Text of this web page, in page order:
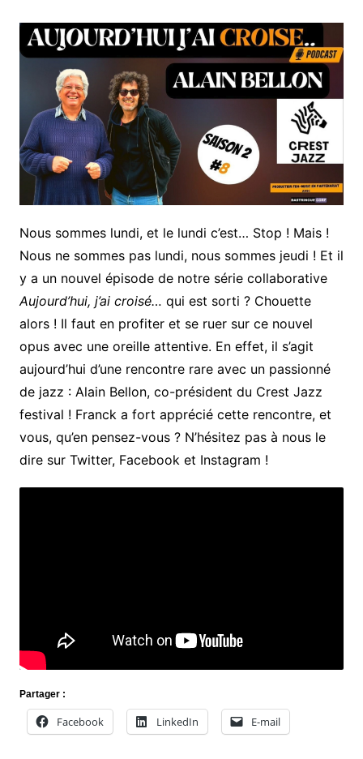
Nous sommes lundi, et le lundi c’est… Stop ! Mais !
Nous ne sommes pas lundi, nous sommes jeudi ! Et il
y a un nouvel épisode de notre série collaborative
Aujourd’hui, j’ai croisé… qui est sorti ? Chouette
alors ! Il faut en profiter et se ruer sur ce nouvel
opus avec une oreille attentive. En effet, il s’agit
aujourd’hui d’une rencontre rare avec un passionné
de jazz : Alain Bellon, co-président du Crest Jazz
festival ! Franck a fort apprécié cette rencontre, et
vous, qu’en pensez-vous ? N’hésitez pas à nous le
dire sur Twitter, Facebook et Instagram !
Partager :
Facebook LinkedIn E-mail